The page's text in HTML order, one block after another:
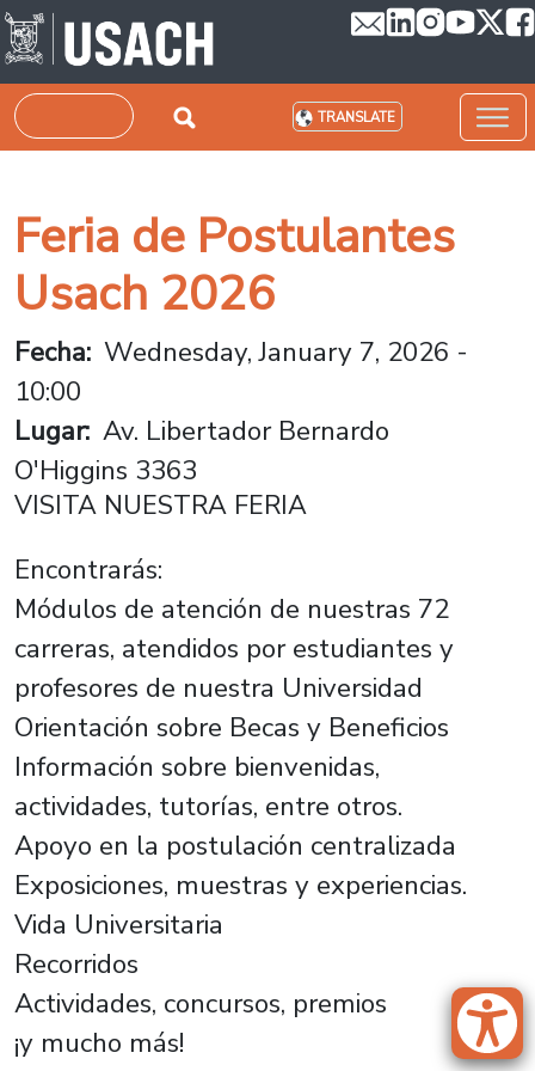
Skip to main content
Search TRANSLATE
Feria de Postulantes
Usach 2026
Fecha Wednesday, January 7, 2026 -
10:00
Lugar Av. Libertador Bernardo
O'Higgins 3363
VISITA NUESTRA FERIA
Encontrarás:
Módulos de atención de nuestras 72
carreras, atendidos por estudiantes y
profesores de nuestra Universidad
Orientación sobre Becas y Beneficios
Información sobre bienvenidas,
actividades, tutorías, entre otros.
Apoyo en la postulación centralizada
Exposiciones, muestras y experiencias.
Vida Universitaria
Recorridos
Actividades, concursos, premios
¡y mucho más!